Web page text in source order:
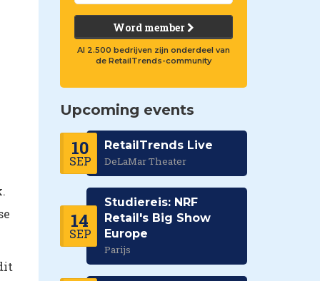
Word member
Al 2.500 bedrijven zijn onderdeel van
de RetailTrends-community
Upcoming events
10
SEP
RetailTrends Live
DeLaMar Theater
14
SEP
Studiereis: NRF
Retail's Big Show
Europe
Parijs